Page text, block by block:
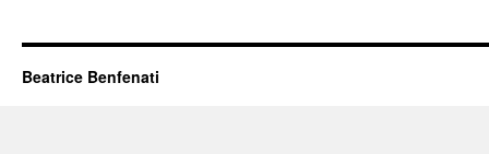
Beatrice Benfenati